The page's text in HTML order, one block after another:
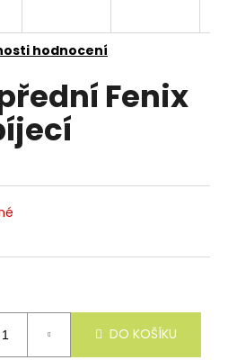
hodnocení
Fenix
DO KOŠÍKU